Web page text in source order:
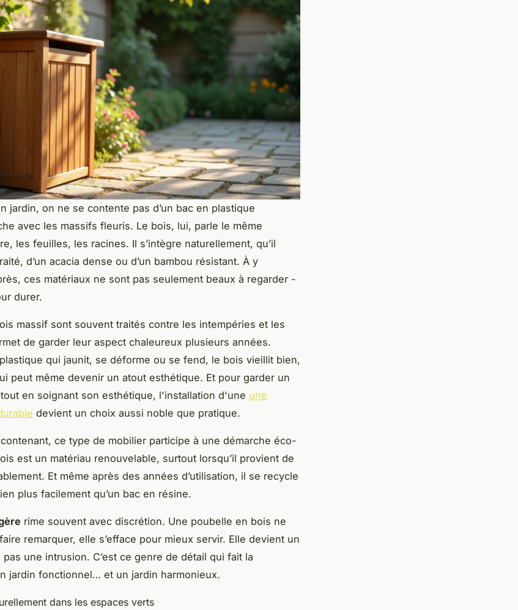
jardin, on ne se contente pas d’un bac en plastique
avec les massifs fleuris. Le bois, lui, parle le même
les feuilles, les racines. Il s’intègre naturellement, qu’il
d’un acacia dense ou d’un bambou résistant. À y
ces matériaux ne sont pas seulement beaux à regarder -
durer.
massif sont souvent traités contre les intempéries et les
de garder leur aspect chaleureux plusieurs années.
qui jaunit, se déforme ou se fend, le bois vieillit bien,
peut même devenir un atout esthétique. Et pour garder un
en soignant son esthétique, l'installation d'une une
devient un choix aussi noble que pratique.
contenant, ce type de mobilier participe à une démarche éco-
est un matériau renouvelable, surtout lorsqu’il provient de
Et même après des années d’utilisation, il se recycle
plus facilement qu’un bac en résine.
rime souvent avec discrétion. Une poubelle en bois ne
remarquer, elle s’efface pour mieux servir. Elle devient un
une intrusion. C’est ce genre de détail qui fait la
jardin fonctionnel… et un jardin harmonieux.
dans les espaces verts